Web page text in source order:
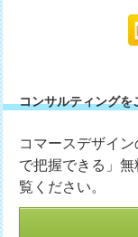
コンサルティングを
コマースデザイ
で把握できる」
覧ください。